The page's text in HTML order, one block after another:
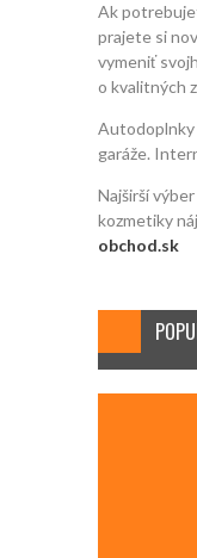
Ak
prajete si
vymeniť
o kvalitných
Autodoplnky
garáže.
Najširší
kozmetiky
obchod.sk